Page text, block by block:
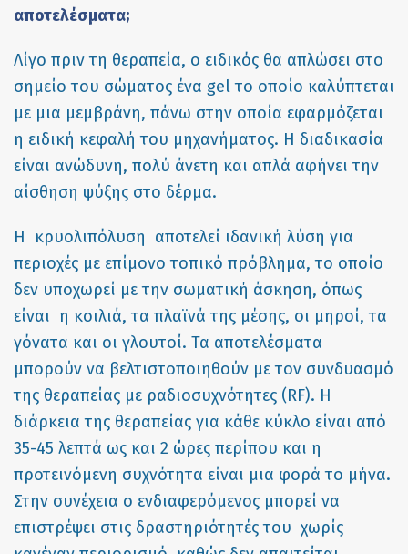
αποτελέσματα;
Λίγο πριν τη θεραπεία, ο ειδικός θα απλώσει στo
σημείο του σώματος ένα gel το οποίο καλύπτεται
με μια μεμβράνη, πάνω στην οποία εφαρμόζεται
η ειδική κεφαλή του μηχανήματος. Η διαδικασία
είναι ανώδυνη, πολύ άνετη και απλά αφήνει την
αίσθηση ψύξης στο δέρμα.
Η κρυολιπόλυση αποτελεί ιδανική λύση για
περιοχές με επίμονο τοπικό πρόβλημα, το οποίο
δεν υποχωρεί με την σωματική άσκηση, όπως
είναι η κοιλιά, τα πλαϊνά της μέσης, οι μηροί, τα
γόνατα και οι γλουτοί. Τα αποτελέσματα
μπορούν να βελτιστοποιηθούν με τον συνδυασμό
της θεραπείας με ραδιοσυχνότητες (RF). Η
διάρκεια της θεραπείας για κάθε κύκλο είναι από
35-45 λεπτά ως και 2 ώρες περίπου και η
προτεινόμενη συχνότητα είναι μια φορά το μήνα.
Στην συνέχεια ο ενδιαφερόμενος μπορεί να
επιστρέψει στις δραστηριότητές του χωρίς